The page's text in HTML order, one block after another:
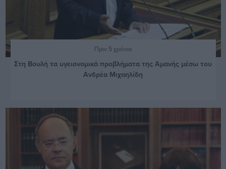
Πριν 5 χρόνια
Στη Βουλή τα υγειονομικά προβλήματα της Αμανής μέσω του
Ανδρέα Μιχαηλίδη